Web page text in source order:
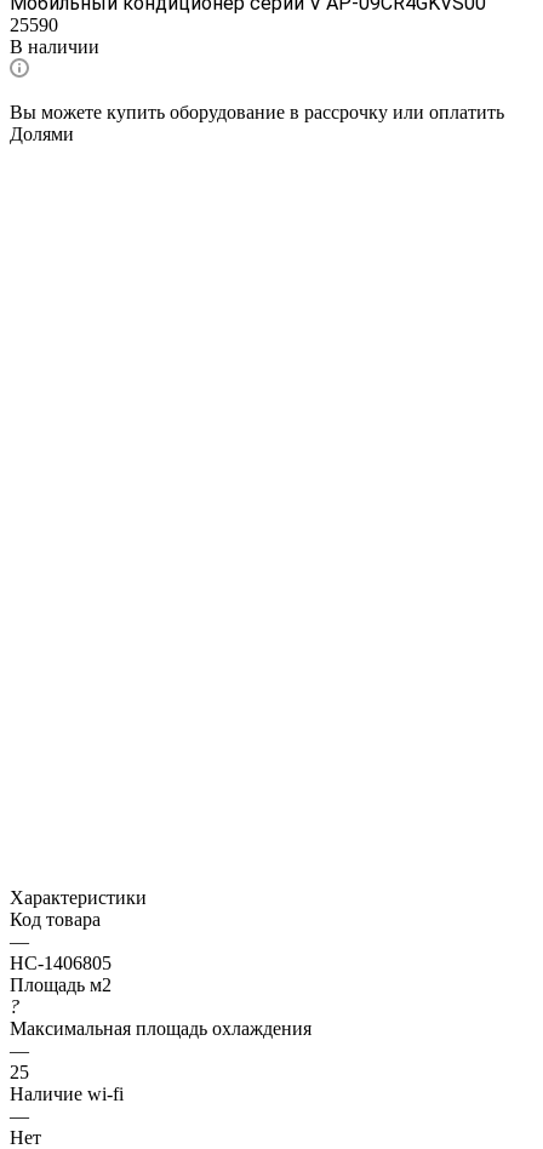
25590
В наличии
Вы можете купить оборудование в рассрочку или оплатить
Долями
Характеристики
Код товара
—
НС-1406805
Площадь м2
?
Максимальная площадь охлаждения
—
25
Наличие wi-fi
—
Нет